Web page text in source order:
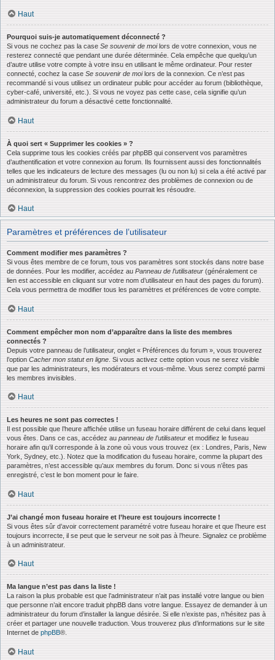
Haut
Pourquoi suis-je automatiquement déconnecté ?
Si vous ne cochez pas la case Se souvenir de moilors de votre connexion, vous ne
resterez connecté que pendant une durée déterminée. Cela empêche que quelqu’un
d’autre utilise votre compte à votre insu en utilisant le même ordinateur. Pour rester
connecté, cochez la case Se souvenir de moilors de la connexion. Ce n’est pas
recommandé si vous utilisez un ordinateur public pour accéder au forum (bibliothèque,
cyber-café, université, etc.). Si vous ne voyez pas cette case, cela signifie qu’un
administrateur du forum a désactivé cette fonctionnalité.
Haut
À quoi sert « Supprimer les cookies » ?
Cela supprime tous les cookies créés par phpBB qui conservent vos paramètres
d’authentification et votre connexion au forum. Ils fournissent aussi des fonctionnalités
telles que les indicateurs de lecture des messages (lu ou non lu) si cela a été activé par
un administrateur du forum. Si vous rencontrez des problèmes de connexion ou de
déconnexion, la suppression des cookies pourrait les résoudre.
Haut
Paramètres et préférences de l’utilisateur
Comment modifier mes paramètres ?
Si vous êtes membre de ce forum, tous vos paramètres sont stockés dans notre base
de données. Pour les modifier, accédez au Panneau de l’utilisateur (généralement ce
lien est accessible en cliquant sur votre nom d’utilisateur en haut des pages du forum).
Cela vous permettra de modifier tous les paramètres et préférences de votre compte.
Haut
Comment empêcher mon nom d’apparaître dans la liste des membres
connectés ?
Depuis votre panneau de l’utilisateur, onglet « Préférences du forum », vous trouverez
l’option Cacher mon statut en ligne . Si vous activez cette option vous ne serez visible
que par les administrateurs, les modérateurs et vous-même. Vous serez compté parmi
les membres invisibles.
Haut
Les heures ne sont pas correctes !
Il est possible que l’heure affichée utilise un fuseau horaire différent de celui dans lequel
vous êtes. Dans ce cas, accédez au panneau de l’utilisateur et modifiez le fuseau
horaire afin qu’il corresponde à la zone où vous vous trouvez (ex : Londres, Paris, New
York, Sydney, etc.). Notez que la modification du fuseau horaire, comme la plupart des
paramètres, n’est accessible qu’aux membres du forum. Donc si vous n’êtes pas
enregistré, c’est le bon moment pour le faire.
Haut
J’ai changé mon fuseau horaire et l’heure est toujours incorrecte !
Si vous êtes sûr d’avoir correctement paramétré votre fuseau horaire et que l’heure est
toujours incorrecte, il se peut que le serveur ne soit pas à l’heure. Signalez ce problème
à un administrateur.
Haut
Ma langue n’est pas dans la liste !
La raison la plus probable est que l’administrateur n’ait pas installé votre langue ou bien
que personne n’ait encore traduit phpBB dans votre langue. Essayez de demander à un
administrateur du forum d’installer la langue désirée. Si elle n’existe pas, n’hésitez pas à
créer et partager une nouvelle traduction. Vous trouverez plus d’informations sur le site
Internet de phpBB®.
Haut